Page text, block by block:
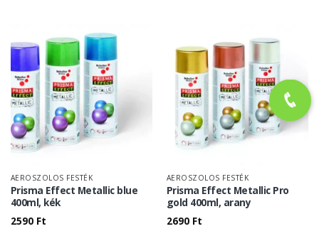
AEROSZOLOS FESTÉK
Prisma Effect Metallic blue
400ml, kék
2590 Ft
AEROSZOLOS FESTÉK
Prisma Effect Metallic Pro
gold 400ml, arany
2690 Ft